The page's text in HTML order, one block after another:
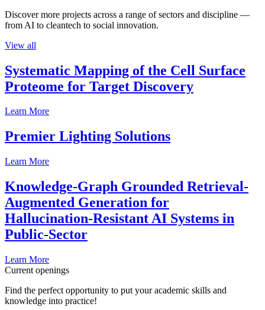
Discover more projects across a range of sectors and discipline —
from AI to cleantech to social innovation.
View all
Systematic Mapping of the Cell Surface
Proteome for Target Discovery
Learn More
Premier Lighting Solutions
Learn More
Knowledge-Graph Grounded Retrieval-
Augmented Generation for
Hallucination-Resistant AI Systems in
Public-Sector
Learn More
Current openings
Find the perfect opportunity to put your academic skills and
knowledge into practice!